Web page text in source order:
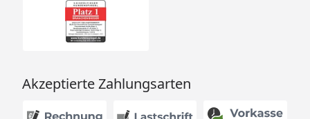
Akzeptierte Zahlungsarten